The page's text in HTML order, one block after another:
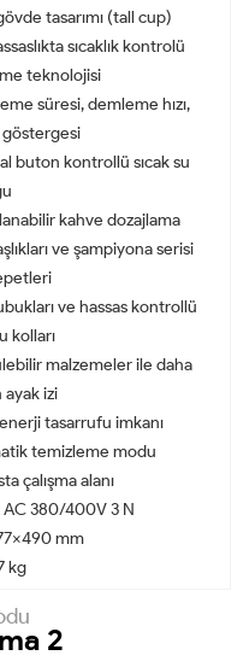
tasarımı (tall cup)
sıcaklık kontrolü
teknolojisi
süresi, demleme hızı,
buton kontrollü sıcak su
kahve dozajlama
ve şampiyona serisi
ve hassas kontrollü
kolları
malzemeler ile daha
izi
tasarrufu imkanı
temizleme modu
çalışma alanı
380/400V 3 N
mm
kg
2